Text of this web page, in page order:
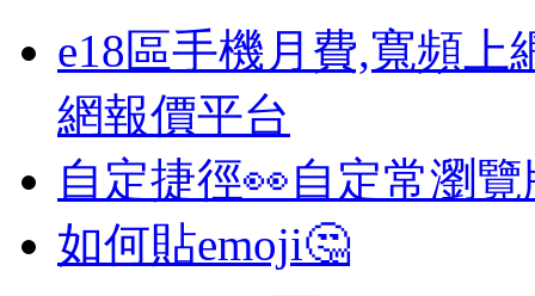
e18區手機月費,寬頻上
網報價平台
自定捷徑👀自定常瀏
如何貼emoji🤔